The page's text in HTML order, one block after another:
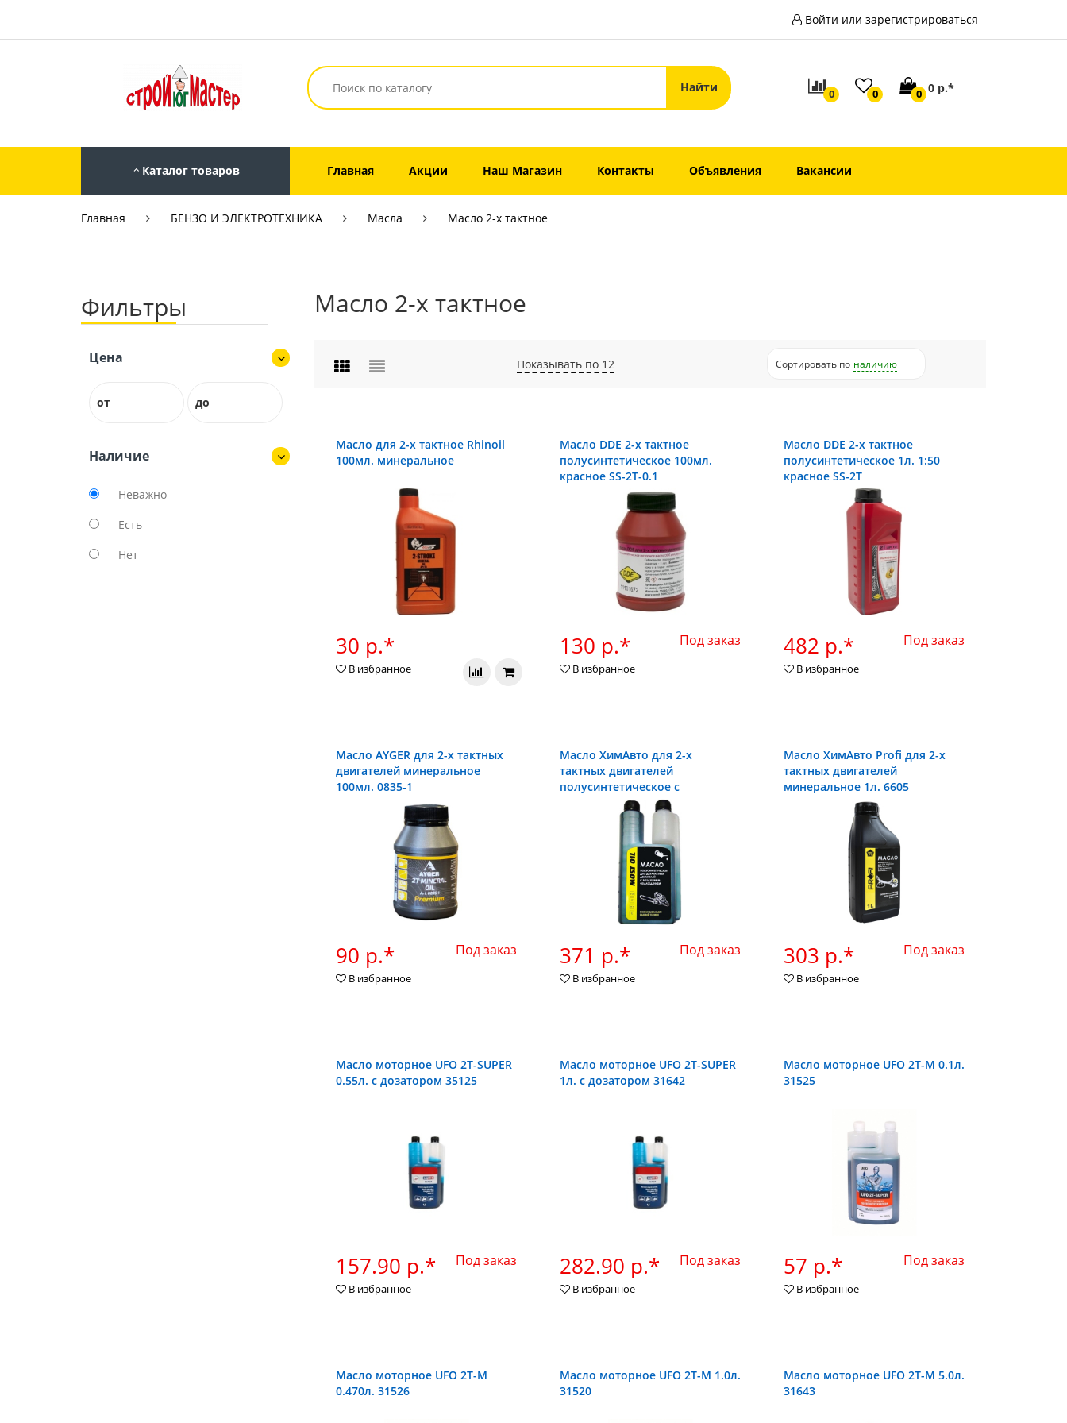
Войти или зарегистрироваться
0 0 0 0 р.*
Каталог товаров Главная Акции Наш Магазин Контакты Объявления Вакансии
Главная БЕНЗО И ЭЛЕКТРОТЕХНИКА Масла Масло 2-х тактное
Фильтры
Цена
от до
Наличие
Неважно
Есть
Нет
Масло 2-х тактное
Показывать по 12 Сортировать по наличию
Масло для 2-х тактное Rhinoil
100мл. минеральное
30 р.*
В избранное
Масло DDE 2-х тактное
полусинтетическое 100мл.
красное SS-2T-0.1
130 р.* Под заказ
В избранное
Масло DDE 2-х тактное
полусинтетическое 1л. 1:50
красное SS-2T
482 р.* Под заказ
В избранное
Масло AYGER для 2-х тактных
двигателей минеральное
100мл. 0835-1
90 р.* Под заказ
В избранное
Масло ХимАвто для 2-х
тактных двигателей
полусинтетическое с
дозатором 1л.
371 р.* Под заказ
В избранное
Масло ХимАвто Profi для 2-х
тактных двигателей
минеральное 1л. 6605
303 р.* Под заказ
В избранное
Масло моторное UFO 2Т-SUPER
0.55л. с дозатором 35125
157.90 р.* Под заказ
В избранное
Масло моторное UFO 2Т-SUPER
1л. с дозатором 31642
282.90 р.* Под заказ
В избранное
Масло моторное UFO 2Т-М 0.1л.
31525
57 р.* Под заказ
В избранное
Масло моторное UFO 2Т-М
0.470л. 31526
Масло моторное UFO 2Т-М 1.0л.
31520
Масло моторное UFO 2Т-М 5.0л.
31643